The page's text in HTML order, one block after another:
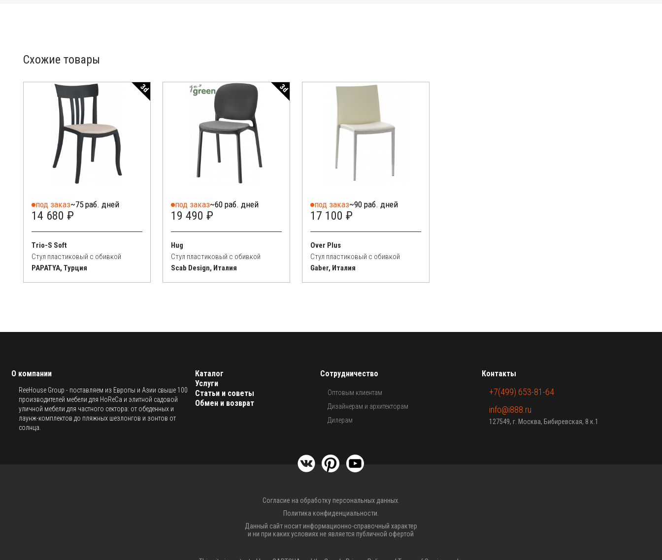
Схожие товары
3d
под заказ~75 раб. дней
14 680 ₽
Trio-S Soft
Стул пластиковый с обивкой
PAPATYA, Турция
3d
под заказ~60 раб. дней
19 490 ₽
Hug
Стул пластиковый с обивкой
Scab Design, Италия
под заказ~90 раб. дней
17 100 ₽
Over Plus
Стул пластиковый с обивкой
Gaber, Италия
О компании
ReeHouse Group - поставляем из Европы и Азии свыше 100
производителей мебели для HoReCa и элитной садовой
уличной мебели для частного сектора: от обеденных и
лаунж-комплектов до пляжных шезлонгов и зонтов от
солнца.
Каталог
Услуги
Статьи и советы
Обмен и возврат
Сотрудничество
Оптовым клиентам
Дизайнерам и архитекторам
Дилерам
Контакты
+7(499) 653-81-64
info@i888.ru
127549, г. Москва, Бибиревская, 8 к.1
Согласие на обработку персональных данных.
Политика конфиденциальности.
Данный сайт носит информационно-справочный характер
и ни при каких условиях не является публичной офертой